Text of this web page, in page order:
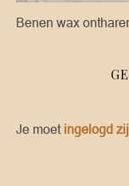
Benen wax
Je moet ingelogd